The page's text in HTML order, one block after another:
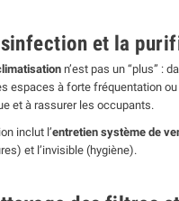
et la
n’est pas un “plus” :
espaces à forte fréquentation
et à rassurer les occupants.
inclut l’entretien système de
et l’invisible (hygiène).